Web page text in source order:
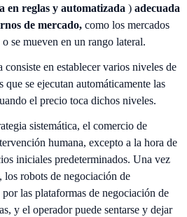
en reglas y automatizada ) adecuada
de mercado, como los mercados
se mueven en un rango lateral.
en establecer varios niveles de
que se ejecutan automáticamente las
el precio toca dichos niveles.
sistemática, el comercio de
humana, excepto a la hora de
iniciales predeterminados. Una vez
robots de negociación de
las plataformas de negociación de
y el operador puede sentarse y dejar